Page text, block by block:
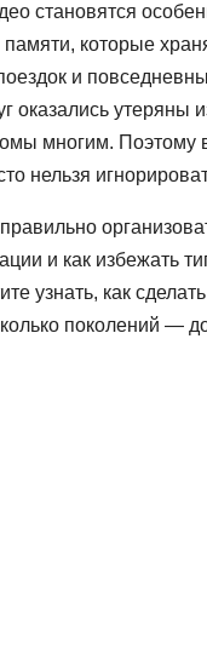
становятся
которые
и
оказались утеряны
многим. Поэтому
нельзя
и как избежать
узнать, как
поколений —